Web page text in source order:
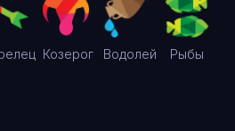
Козерог Водолей Рыбы